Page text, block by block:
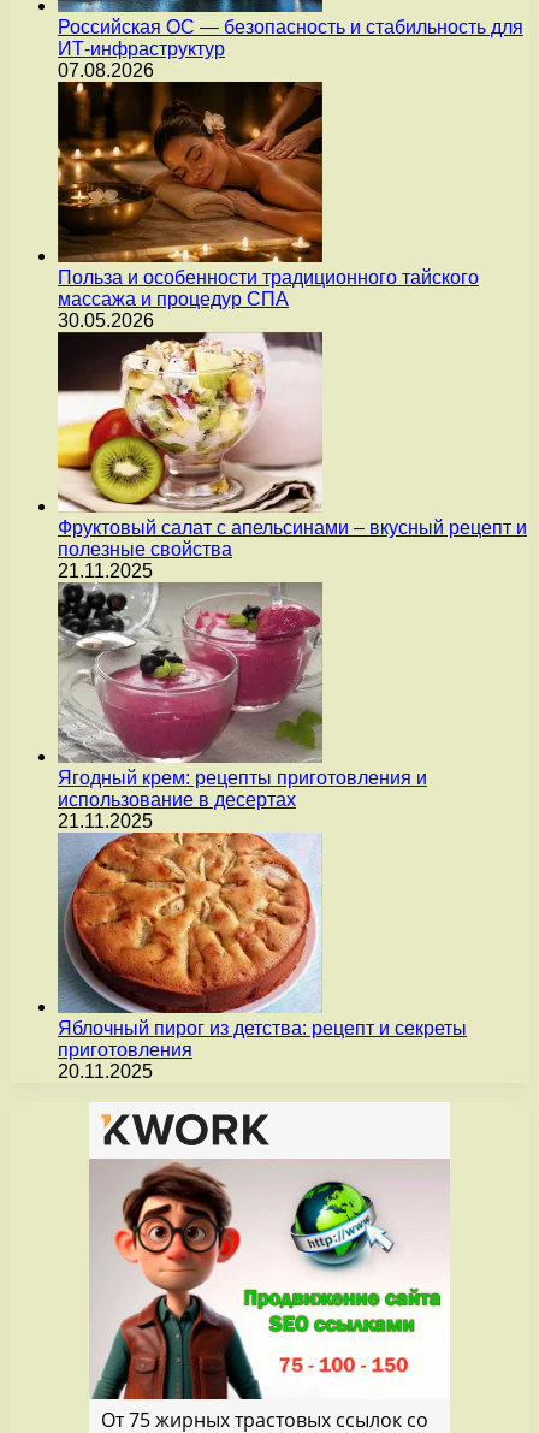
Российская ОС — безопасность и стабильность для
ИТ-инфраструктур
07.08.2026
Польза и особенности традиционного тайского
массажа и процедур СПА
30.05.2026
Фруктовый салат с апельсинами – вкусный рецепт и
полезные свойства
21.11.2025
Ягодный крем: рецепты приготовления и
использование в десертах
21.11.2025
Яблочный пирог из детства: рецепт и секреты
приготовления
20.11.2025